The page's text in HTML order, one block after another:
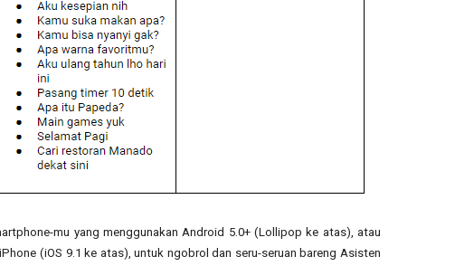
mu yang menggunakan Android 5.0+ (Lollipop ke atas), atau
(iOS 9.1 ke atas), untuk ngobrol dan seru-seruan bareng Asisten